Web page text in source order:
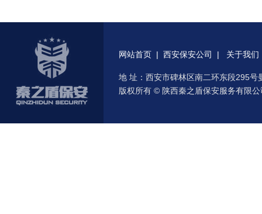
网站首页 | 西安保安公司 | 关于我们
地 址：西安市碑林区南二环东段295
版权所有 © 陕西秦之盾保安服务有限